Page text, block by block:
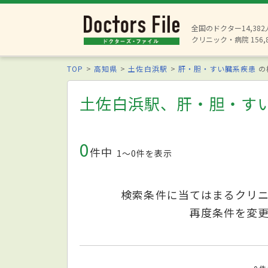
全国のドクター14,382
クリニック・病院
TOP 高知県 土佐白浜駅 肝・胆・すい臓系疾患
土佐白浜駅、肝・胆・す
0件中 1〜0件を表示
検索条件に当てはまるクリ
再度条件を変